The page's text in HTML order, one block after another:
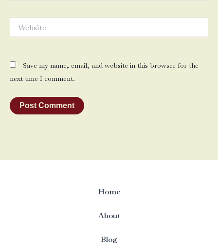
Save my name, email, and website in this browser for the
next time I comment.
Home
About
Blog